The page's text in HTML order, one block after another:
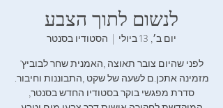
לנשום‭ ‬לתוך‭ ‬הצבע
יום ב׳, 13 ביולי
  |
הסטודיו בסנטר
לפני‭ ‬שהיום‭ ‬צובר‭ ‬תאוצה‭, ‬האמנית‭ ‬שחר‭ ‬לבוביץ‮'‬‭
‬מזמינה‭ ‬אתכן‭.‬ם‭ ‬לשעה‭ ‬של‭ ‬שקט‭, ‬התבוננות‭ ‬וחיבור‭.
‬סדרת‭ ‬מפגשי‭ ‬בוקר‭ ‬בסטודיו‭ ‬החדש‭ ‬בסנטר‭,